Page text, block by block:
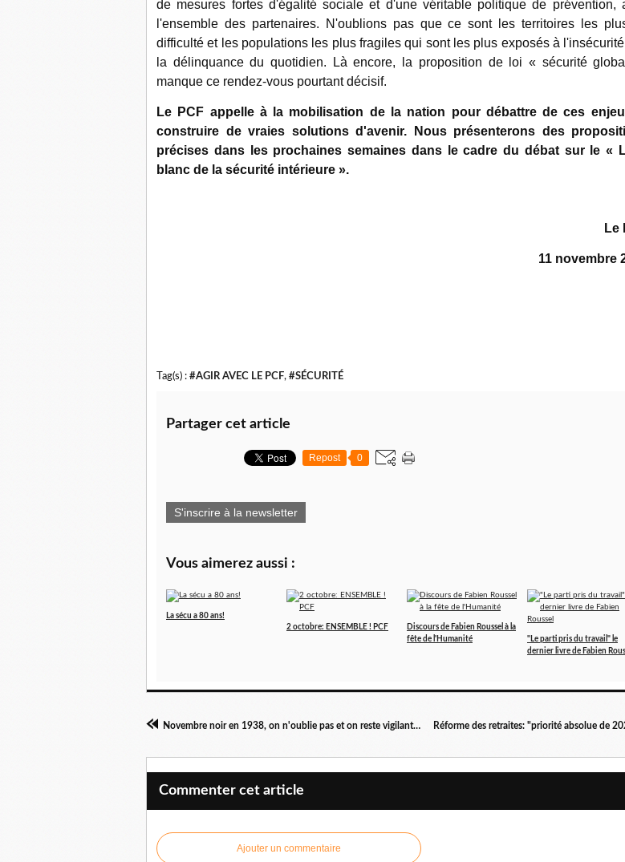
de mesures fortes d'égalité sociale et d'une véritable politique de prévention,
l'ensemble des partenaires. N'oublions pas que ce sont les territoires les
difficulté et les populations les plus fragiles qui sont les plus exposés à
la délinquance du quotidien. Là encore, la proposition de loi « sécurité
manque ce rendez-vous pourtant décisif.
Le PCF appelle à la mobilisation de la nation pour débattre de ces
construire de vraies solutions d'avenir. Nous présenterons des
précises dans les prochaines semaines dans le cadre du débat sur le «
blanc de la sécurité intérieure ».
Le
11 novembre
Tag(s) : #AGIR AVEC LE PCF, #SÉCURITÉ
Partager cet article
Repost 0
S'inscrire à la newsletter
Vous aimerez aussi :
La sécu a 80 ans!
2 octobre: ENSEMBLE ! PCF
Discours de Fabien Roussel à la
fête de l'Humanité
"Le parti pris du travail" le
dernier livre de Fabien
Novembre noir en 1938, on n'oublie pas et on reste vigilants par Michel Etievent
Commenter cet article
Ajouter un commentaire